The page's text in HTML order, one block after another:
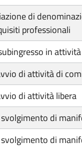
di
professionali
in attività
di attività di
di attività libera
di
di